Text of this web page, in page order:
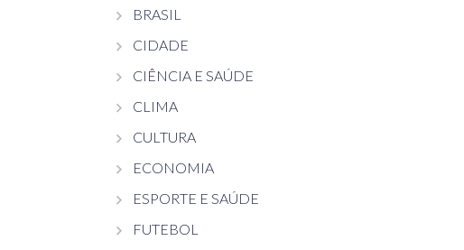
BRASIL
CIDADE
CIÊNCIA E SAÚDE
CLIMA
CULTURA
ECONOMIA
ESPORTE E SAÚDE
FUTEBOL